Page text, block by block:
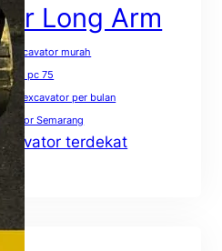
Long Arm
excavator murah
pc 75
excavator per bulan
Semarang
terdekat